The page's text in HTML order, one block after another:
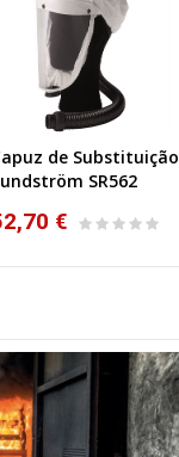
de Substituição
SR562
€